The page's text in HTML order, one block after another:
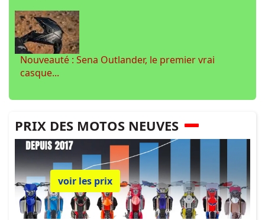
Nouveauté : Sena Outlander, le premier vrai
casque...
PRIX DES MOTOS NEUVES
voir les prix